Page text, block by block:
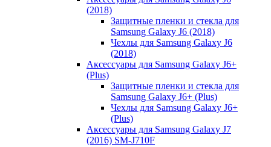
(2018)
Защитные пленки и стекла для
Samsung Galaxy J6 (2018)
Чехлы для Samsung Galaxy J6
(2018)
Аксессуары для Samsung Galaxy J6+
(Plus)
Защитные пленки и стекла для
Samsung Galaxy J6+ (Plus)
Чехлы для Samsung Galaxy J6+
(Plus)
Аксессуары для Samsung Galaxy J7
(2016) SM-J710F